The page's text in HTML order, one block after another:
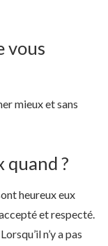
vous
mieux et sans
quand ?
heureux eux
et respecté.
n’y a pas